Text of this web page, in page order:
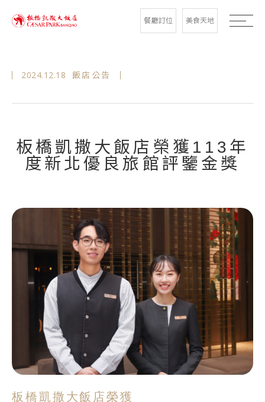
餐廳訂位 美食天地
2024.12.18 飯店公告
板橋凱撒大飯店榮獲113年
度新北優良旅館評鑒金獎
板橋凱撒大飯店榮獲